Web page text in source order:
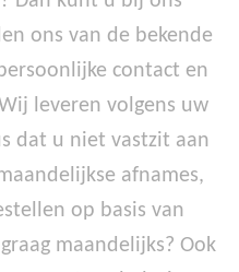
ons van de bekende
contact en
leveren volgens uw
dat u niet vastzit aan
afnames,
op basis van
maandelijks? Ook